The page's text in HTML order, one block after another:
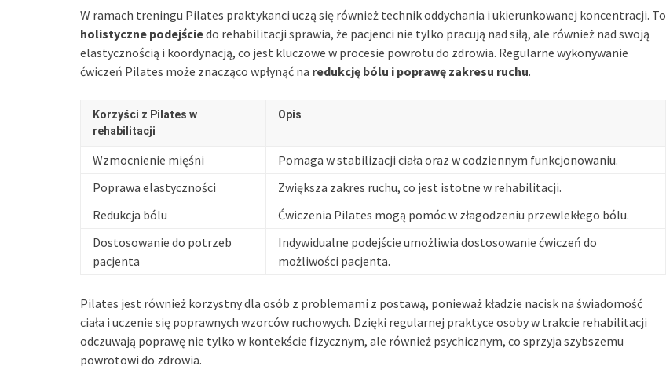
W ramach treningu Pilates praktykanci uczą się również technik oddychania i ukierunkowanej koncentracji. To
holistyczne podejściedo rehabilitacji sprawia, że pacjenci nie tylko pracują nad siłą, ale również nad swoją
elastycznością i koordynacją, co jest kluczowe w procesie powrotu do zdrowia. Regularne wykonywanie
ćwiczeń Pilates może znacząco wpłynąć na redukcję bólu i poprawę zakresu ruchu.
Korzyści z Pilates w
rehabilitacji
Opis
Wzmocnienie mięśni
Pomaga w stabilizacji ciała oraz w codziennym funkcjonowaniu.
Poprawa elastyczności
Zwiększa zakres ruchu, co jest istotne w rehabilitacji.
Redukcja bólu
Ćwiczenia Pilates mogą pomóc w złagodzeniu przewlekłego bólu.
Dostosowanie do potrzeb
pacjenta
Indywidualne podejście umożliwia dostosowanie ćwiczeń do
możliwości pacjenta.
Pilates jest również korzystny dla osób z problemami z postawą, ponieważ kładzie nacisk na świadomość
ciała i uczenie się poprawnych wzorców ruchowych. Dzięki regularnej praktyce osoby w trakcie rehabilitacji
odczuwają poprawę nie tylko w kontekście fizycznym, ale również psychicznym, co sprzyja szybszemu
powrotowi do zdrowia.